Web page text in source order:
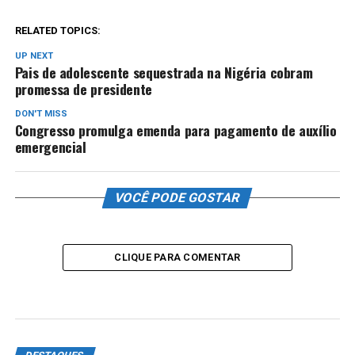
RELATED TOPICS:
UP NEXT
Pais de adolescente sequestrada na Nigéria cobram
promessa de presidente
DON'T MISS
Congresso promulga emenda para pagamento de auxílio
emergencial
VOCÊ PODE GOSTAR
CLIQUE PARA COMENTAR